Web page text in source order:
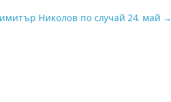
Николов по случай 24. май →